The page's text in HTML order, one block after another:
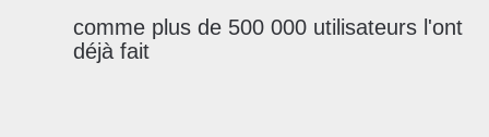
comme plus de 500 000 utilisateurs l'ont
déjà fait